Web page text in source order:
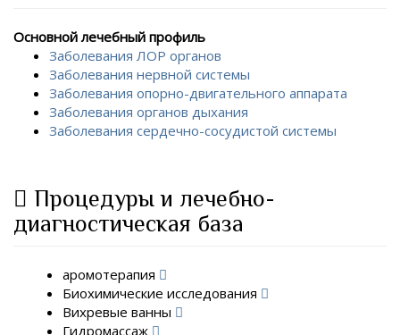
Основной лечебный профиль
Заболевания ЛОР органов
Заболевания нервной системы
Заболевания опорно-двигательного аппарата
Заболевания органов дыхания
Заболевания сердечно-сосудистой системы
Процедуры и лечебно-
диагностическая база
аромотерапия
Биохимические исследования
Вихревые ванны
Гидромассаж